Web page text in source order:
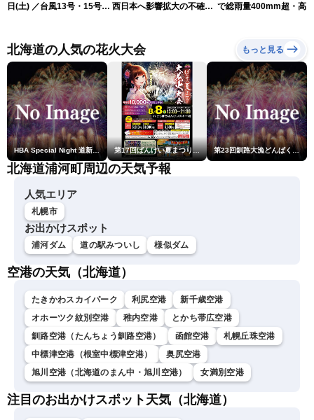
日(土) ／台風13号・15号
ーニュースLiVEムーン・戸
北美月／芳野達郎〉
西日本へ影響拡大の不確実 で総雨量400mm超・高波
北海道の人気の花火大会 もっと見る
HBA Special Night 道新・秋華火（はなび） 第17回ばんけい夏まつり大花火大会 第23回釧路大漁どんぱく花火大会 ～道新・光と音のファンタジー～
北海道浦河町周辺の天気予報
人気エリア
札幌市
お出かけスポット
浦河ダム 道の駅みついし 様似ダム
空港の天気（北海道）
たきかわスカイパーク 利尻空港
新千歳空港
オホーツク紋別空港
稚内空港
とかち帯広空港
釧路空港（たんちょう釧路空港）
函館空港
札幌丘珠空港
中標津空港（根室中標津空港）
奥尻空港
旭川空港（北海道のまん中・旭川空港）
女満別空港
注目のお出かけスポット天気（北海道）